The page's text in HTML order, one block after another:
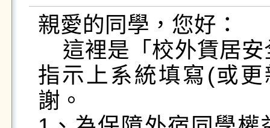
親愛的同學，您好：
指示上系統填寫(或
謝。